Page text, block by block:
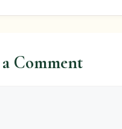
a Comment